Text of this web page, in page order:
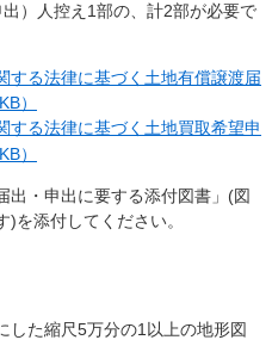
）人控え1部の、計2部が必要で
する法律に基づく土地有償譲渡届
）
する法律に基づく土地買取希望申
）
出・申出に要する添付図書」(図
を添付してください。
した縮尺5万分の1以上の地形図